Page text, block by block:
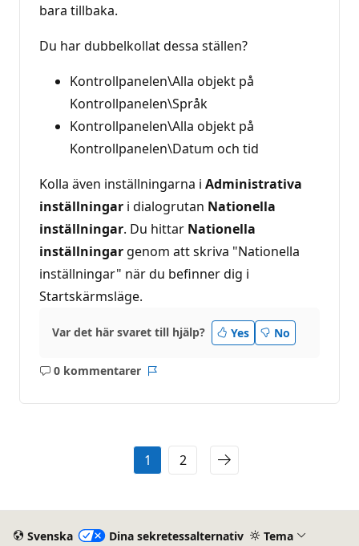
bara tillbaka.
Du har dubbelkollat dessa ställen?
Kontrollpanelen\Alla objekt på
Kontrollpanelen\Språk
Kontrollpanelen\Alla objekt på
Kontrollpanelen\Datum och tid
Kolla även inställningarna i Administrativa
inställningar i dialogrutan Nationella
inställningar. Du hittar Nationella
inställningar genom att skriva "Nationella
inställningar" när du befinner dig i
Startskärmsläge.
Var det här svaret till hjälp? Yes No
0 kommentarer
Inga
1 2
Svenska Dina sekretessalternativ Tema